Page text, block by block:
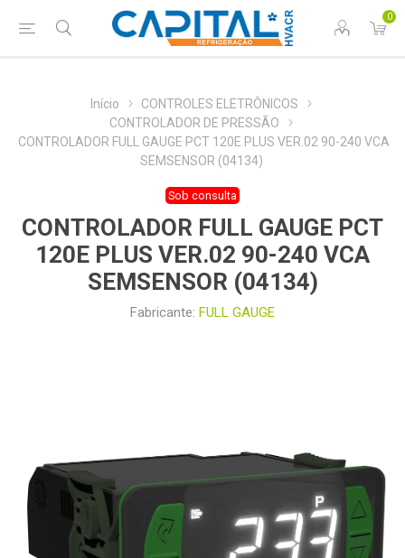
0
Início
CONTROLES ELETRÔNICOS
CONTROLADOR DE PRESSÃO
CONTROLADOR FULL GAUGE PCT 120E PLUS VER.02 90-240 VCA
SEMSENSOR (04134)
Sob consulta
CONTROLADOR FULL GAUGE PCT
120E PLUS VER.02 90-240 VCA
SEMSENSOR (04134)
Fabricante: FULL GAUGE